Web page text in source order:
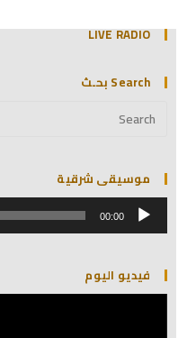
LIVE RADIO
Search بحـث
موسيقى شرقية
مشغل
الصوت 00:00
فيديو اليوم
مشغل